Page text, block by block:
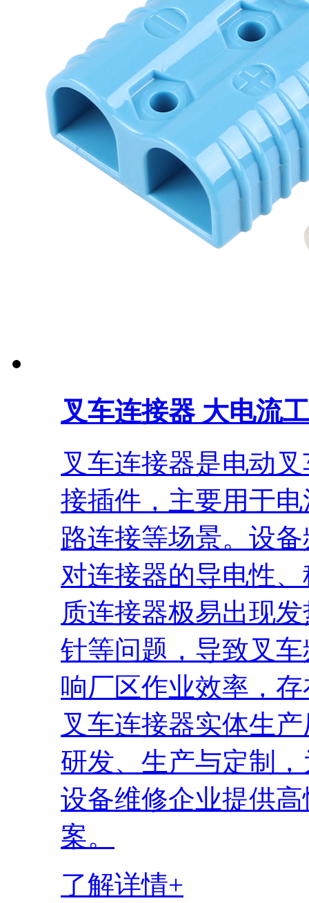
叉车连接器 大电流
叉车连接器是电动
接插件，主要用于
路连接等场景。设
对连接器的导电性
质连接器极易出现
针等问题，导致叉
响厂区作业效率，
叉车连接器实体生
研发、生产与定制
设备维修企业提供
案。
了解详情+